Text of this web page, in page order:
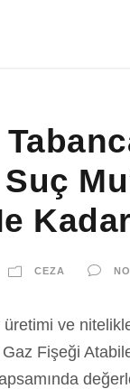
Suç
CEZA
üretimi ve
Gaz Fişeği